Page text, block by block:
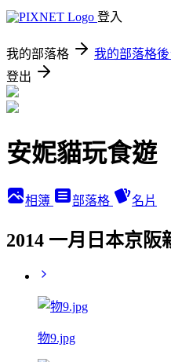
登入
我的部落格 我的部落格後
登出
安妮貓玩食遊
相簿 部落格 名片
2014 一月日本京阪
物9.jpg